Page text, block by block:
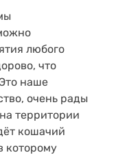
любого
что
наше
очень рады
территории
кошачий
которому